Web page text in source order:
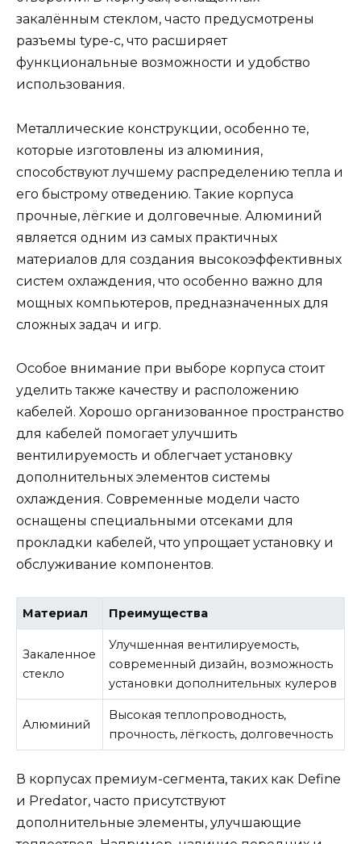
закалённым стеклом, часто предусмотрены
разъемы type-c, что расширяет
функциональные возможности и удобство
использования.
Металлические конструкции, особенно те,
которые изготовлены из алюминия,
способствуют лучшему распределению тепла и
его быстрому отведению. Такие корпуса
прочные, лёгкие и долговечные. Алюминий
является одним из самых практичных
материалов для создания высокоэффективных
систем охлаждения, что особенно важно для
мощных компьютеров, предназначенных для
сложных задач и игр.
Особое внимание при выборе корпуса стоит
уделить также качеству и расположению
кабелей. Хорошо организованное пространство
для кабелей помогает улучшить
вентилируемость и облегчает установку
дополнительных элементов системы
охлаждения. Современные модели часто
оснащены специальными отсеками для
прокладки кабелей, что упрощает установку и
обслуживание компонентов.
Материал Преимущества
Закаленное
стекло
Улучшенная вентилируемость,
современный дизайн, возможность
установки дополнительных кулеров
Алюминий
Высокая теплопроводность,
прочность, лёгкость, долговечность
В корпусах премиум-сегмента, таких как Define
и Predator, часто присутствуют
дополнительные элементы, улучшающие